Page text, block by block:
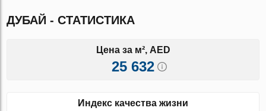
ДУБАЙ - СТАТИСТИКА
Цена за м², AED
25 632
Индекс качества жизни